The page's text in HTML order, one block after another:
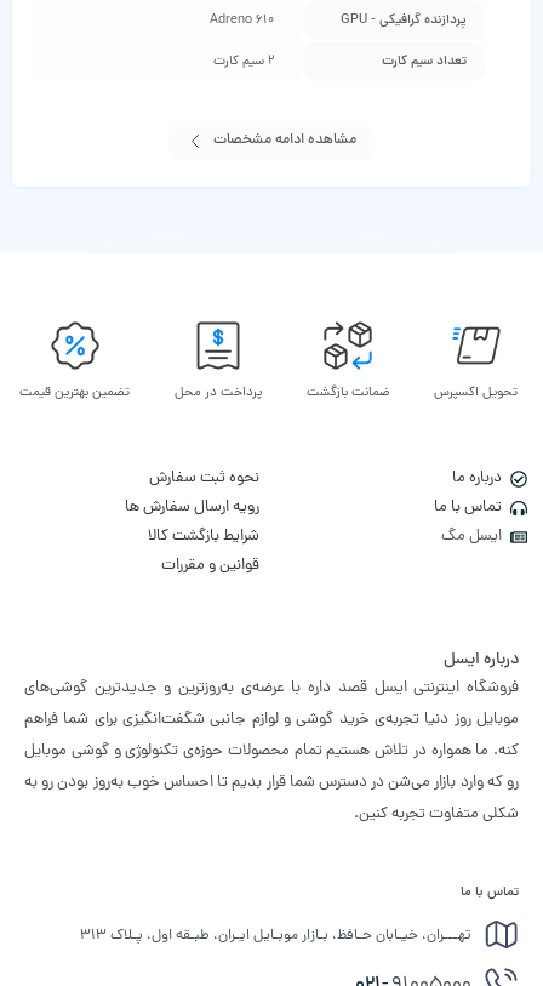
پردازنده گرافیکی - GPU Adreno 610
تعداد سیم کارت 2 سیم کارت
مشاهده ادامه مشخصات
تحویل اکسپرس ضمانت بازگشت پرداخت در محل تضمین بهترین قیمت
درباره ما
تماس با ما
ایسل مگ
نحوه ثبت سفارش
رویه ارسال سفارش ها
شرایط بازگشت کالا
قوانین و مقررات
درباره ایسل
فروشگاه اینترنتی ایسل قصد داره با عرضه‌ی به‌روزترین و جدیدترین گوشی‌های
موبایل روز دنیا تجربه‌ی خرید گوشی و لوازم جانبی شگفت‌انگیزی برای شما فراهم
کنه. ما همواره در تلاش هستیم تمام محصولات حوزه‌ی تکنولوژی و گوشی موبایل
رو که وارد بازار می‌شن در دسترس شما قرار بدیم تا احساس خوب به‌روز بودن رو به
شکلی متفاوت تجربه کنین.
تماس با ما
تهـــران، خیـابان حـافظ، بـازار موبـایل ایـران، طبـقه اول، پـلاک ۳۱۳